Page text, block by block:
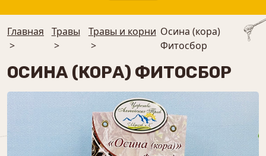
Главная
>
Травы
>
Травы и корни
>
Осина (кора)
Фитосбор
ОСИНА (КОРА) ФИТОСБОР